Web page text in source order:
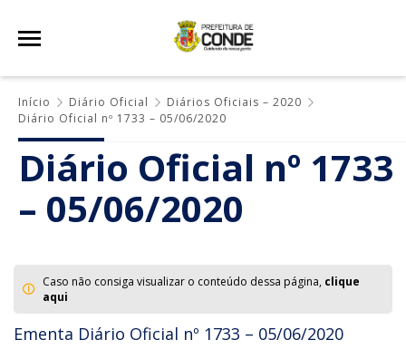
Início Diário Oficial
Diários Oficiais – 2020
Diário Oficial nº 1733 – 05/06/2020
Diário Oficial nº 1733
– 05/06/2020
Caso não consiga visualizar o conteúdo dessa página, clique
aqui
Ementa Diário Oficial nº 1733 – 05/06/2020